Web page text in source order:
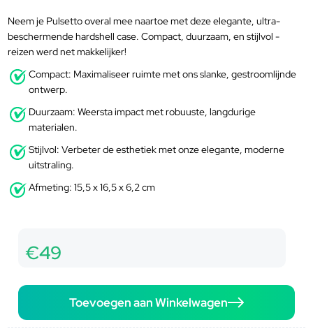
Neem je Pulsetto overal mee naartoe met deze elegante, ultra-
beschermende hardshell case. Compact, duurzaam, en stijlvol -
reizen werd net makkelijker!
Compact: Maximaliseer ruimte met ons slanke, gestroomlijnde
ontwerp.
Duurzaam: Weersta impact met robuuste, langdurige
materialen.
Stijlvol: Verbeter de esthetiek met onze elegante, moderne
uitstraling.
Afmeting: 15,5 x 16,5 x 6,2 cm
€49
Toevoegen aan Winkelwagen